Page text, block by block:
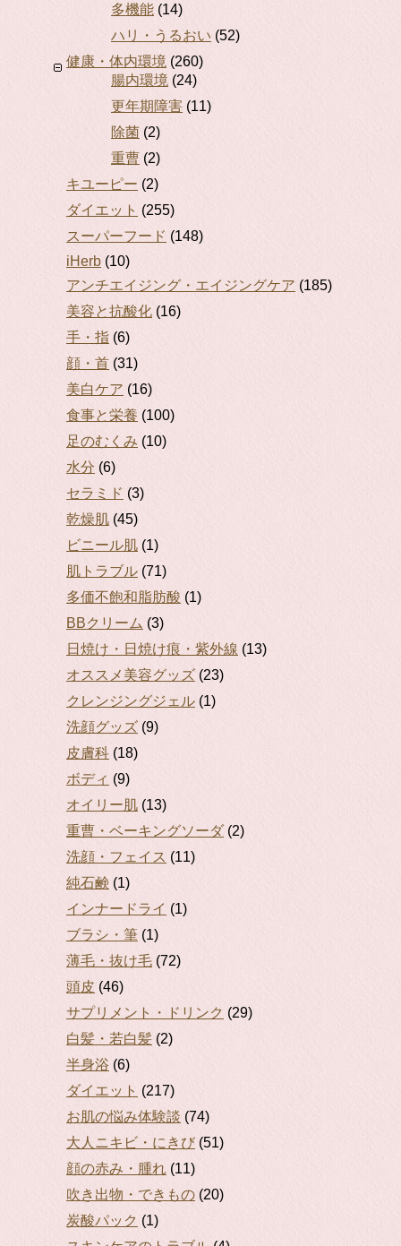
多機能 (14)
ハリ・うるおい (52)
健康・体内環境 (260)
腸内環境 (24)
更年期障害 (11)
除菌 (2)
重曹 (2)
キユーピー (2)
ダイエット (255)
スーパーフード (148)
iHerb (10)
アンチエイジング・エイジングケア (185)
美容と抗酸化 (16)
手・指 (6)
顔・首 (31)
美白ケア (16)
食事と栄養 (100)
足のむくみ (10)
水分 (6)
セラミド (3)
乾燥肌 (45)
ビニール肌 (1)
肌トラブル (71)
多価不飽和脂肪酸 (1)
BBクリーム (3)
日焼け・日焼け痕・紫外線 (13)
オススメ美容グッズ (23)
クレンジングジェル (1)
洗顔グッズ (9)
皮膚科 (18)
ボディ (9)
オイリー肌 (13)
重曹・ベーキングソーダ(2)
洗顔・フェイス (11)
純石鹸 (1)
インナードライ (1)
ブラシ・筆 (1)
薄毛・抜け毛 (72)
頭皮 (46)
サプリメント・ドリンク (29)
白髪・若白髪 (2)
半身浴 (6)
ダイエット (217)
お肌の悩み体験談 (74)
大人ニキビ・にきび(51)
顔の赤み・腫れ (11)
吹き出物・できもの (20)
炭酸パック (1)